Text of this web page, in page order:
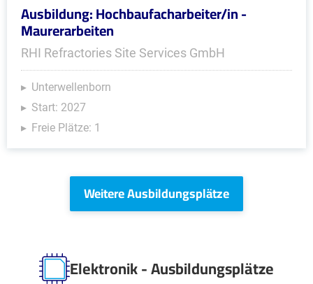
Ausbildung: Hochbaufacharbeiter/in -
Maurerarbeiten
RHI Refractories Site Services GmbH
Unterwellenborn
Start: 2027
Freie Plätze: 1
Weitere Ausbildungsplätze
Elektronik - Ausbildungsplätze